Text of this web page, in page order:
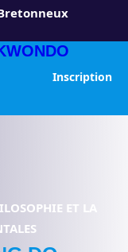
Inscription
ET LA